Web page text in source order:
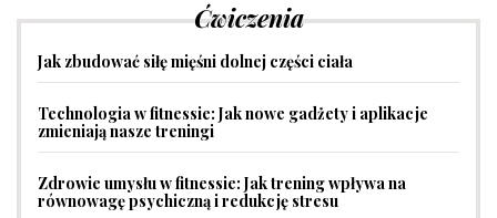
Ćwiczenia
Jak zbudować siłę mięśni dolnej części ciała
Technologia w fitnessie: Jak nowe gadżety i aplikacje
zmieniają nasze treningi
Zdrowie umysłu w fitnessie: Jak trening wpływa na
równowagę psychiczną i redukcję stresu